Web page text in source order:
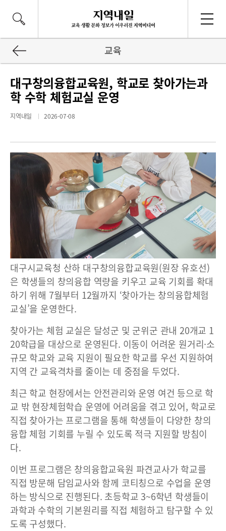
교육
대구창의융합교육원, 학교로 찾아가는과
학 수학 체험교실 운영
지역내일 2026-07-08
대구시교육청 산하 대구창의융합교육원(원장 유호선)
은 학생들의 창의융합 역량을 키우고 교육 기회를 확대
하기 위해 7월부터 12월까지 ‘찾아가는 창의융합체험
교실’을 운영한다.
찾아가는 체험 교실은 달성군 및 군위군 관내 20개교 1
20학급을 대상으로 운영된다. 이동이 어려운 원거리·소
규모 학교와 교육 지원이 필요한 학교를 우선 지원하여
지역 간 교육격차를 줄이는 데 중점을 두었다.
최근 학교 현장에서는 안전관리와 운영 여건 등으로 학
교 밖 현장체험학습 운영에 어려움을 겪고 있어, 학교로
직접 찾아가는 프로그램을 통해 학생들이 다양한 창의
융합 체험 기회를 누릴 수 있도록 적극 지원할 방침이
다.
이번 프로그램은 창의융합교육원 파견교사가 학교를
직접 방문해 담임교사와 함께 코티칭으로 수업을 운영
하는 방식으로 진행된다. 초등학교 3~6학년 학생들이
과학과 수학의 기본원리를 직접 체험하고 탐구할 수 있
도록 구성했다.